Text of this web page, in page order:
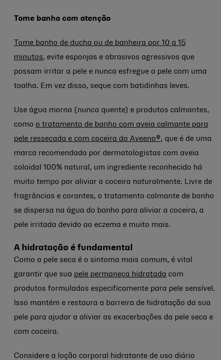
Tome banho com atenção
Tome banho de ducha ou de banheira por 10 a 15
minutos, evite esponjas e abrasivos agressivos que
possam irritar a pele e nunca esfregue a pele com uma
toalha. Em vez disso, seque com batidinhas leves.
Use água morna (nunca quente) e produtos calmantes,
como o tratamento de banho com aveia calmante para
pele ressecada e com coceira da Aveeno®, que é de uma
marca recomendada por dermatologistas com aveia
coloidal 100% natural, um ingrediente reconhecido há
muito tempo por aliviar a coceira naturalmente. Livre de
fragrâncias e corantes, o tratamento calmante de banho
se dispersa na água do banho para aliviar a coceira, a
pele irritada devido ao eczema e muito mais.
A hidratação é fundamental
Como a pele seca é o sintoma mais comum, é vital
garantir que sua pele permaneça hidratada com
produtos formulados especificamente para pele sensível.
Isso mantém e restaura a barreira de hidratação da sua
pele para ajudar a aliviar as exacerbações da pele seca e
com coceira.
Considere a loção corporal hidratante de uso diário